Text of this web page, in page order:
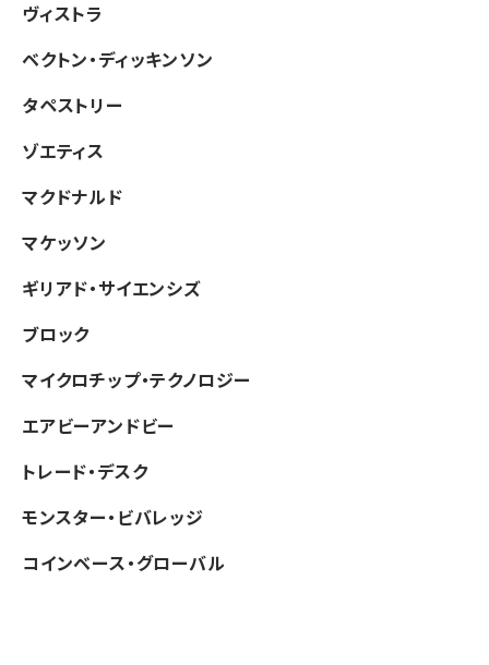
ヴィストラ
ベクトン・ディッキンソン
タペストリー
ゾエティス
マクドナルド
マケッソン
ギリアド・サイエンシズ
ブロック
マイクロチップ・テクノロジー
エアビーアンドビー
トレード・デスク
モンスター・ビバレッジ
コインベース・グローバル